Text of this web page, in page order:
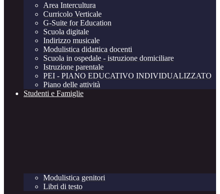
Area Intercultura
Curricolo Verticale
G-Suite for Education
Scuola digitale
Indirizzo musicale
Modulistica didattica docenti
Scuola in ospedale - istruzione domiciliare
Istruzione parentale
PEI - PIANO EDUCATIVO INDIVIDUALIZZATO
Piano delle attività
Studenti e Famiglie
Modulistica genitori
Libri di testo